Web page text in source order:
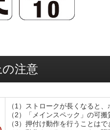
注意
（1）ストロークが長くなると
（2）「メインスペック」の可
（3）押付け動作を行うことはで